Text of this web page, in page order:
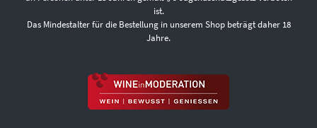
ist.
Das Mindestalter für die Bestellung in unserem Shop beträgt daher 18
Jahre.